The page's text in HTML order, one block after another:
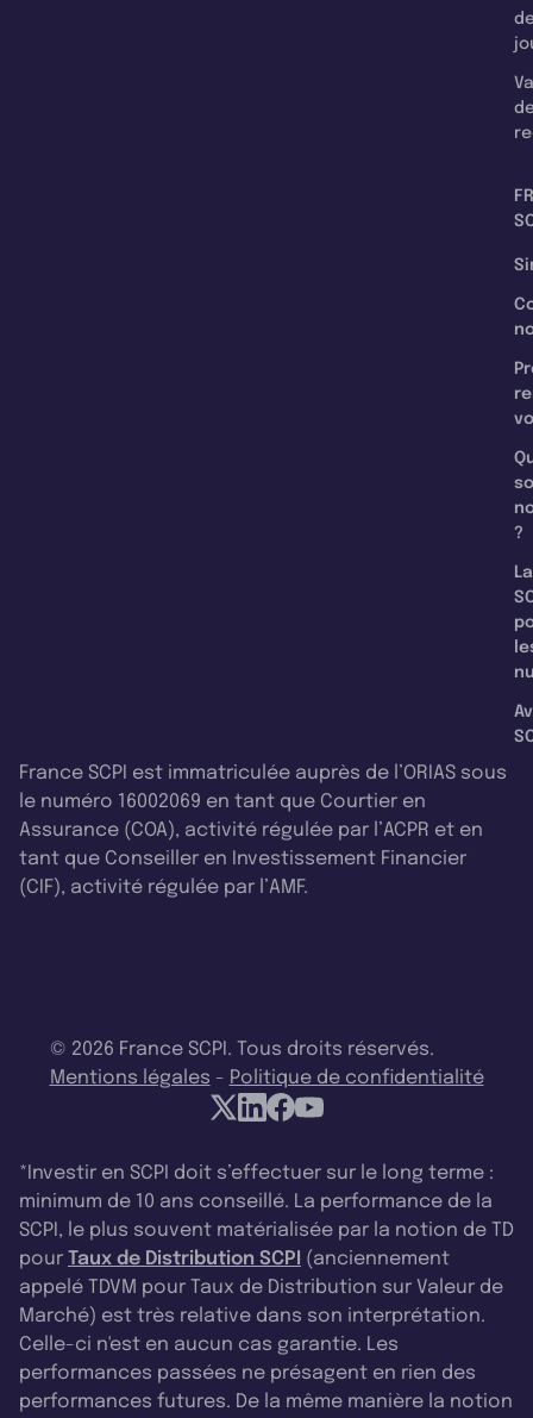
?
La
France SCPI est immatriculée auprès de l’ORIAS sous
le numéro 16002069 en tant que Courtier en
Assurance (COA), activité régulée par l’ACPR et en
tant que Conseiller en Investissement Financier
(CIF), activité régulée par l’AMF.
© 2026 France SCPI. Tous droits réservés.
Mentions légales - Politique de confidentialité
*Investir en SCPI doit s’effectuer sur le long terme :
minimum de 10 ans conseillé. La performance de la
SCPI, le plus souvent matérialisée par la notion de TD
pour Taux de Distribution SCPI (anciennement
appelé TDVM pour Taux de Distribution sur Valeur de
Marché) est très relative dans son interprétation.
Celle-ci n'est en aucun cas garantie. Les
performances passées ne présagent en rien des
performances futures. De la même manière la notion